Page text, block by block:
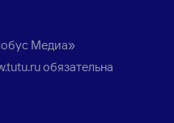
Медиа»
обязательна